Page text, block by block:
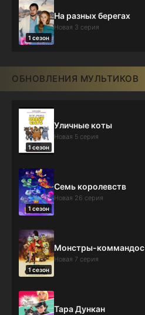
1 сезон
На разных берегах
Новая 3 серия
ОБНОВЛЕНИЯ МУЛЬТИКОВ
1 сезон
Уличные коты
Новая 5 серия
1 сезон
Семь королевств
Новая 26 серия
1 сезон
Монстры-коммандос
Новая 7 серия
Тара Дункан